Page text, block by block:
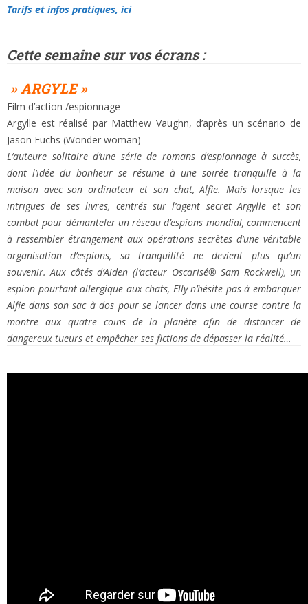
Tarifs et infos pratiques, ici
Cette semaine sur vos écrans :
» ARGYLE »
Film d’action /espionnage
Argylle est réalisé par Matthew Vaughn, d’après un scénario de
Jason Fuchs (Wonder woman)
L’auteure solitaire d’une série de romans d’espionnage à succès,
dont l’idée du bonheur se résume à une soirée tranquille à la
maison avec son ordinateur et son chat, Alfie. Mais lorsque les
intrigues de ses livres, centrés sur l’agent secret Argylle et son
combat pour démanteler un réseau d’espions mondial, commencent
à ressembler étrangement aux opérations secrètes d’une véritable
organisation d’espions, sa tranquilité ne devient plus qu’un
souvenir. Aux côtés d’Aiden (l’acteur Oscarisé® Sam Rockwell), un
espion pourtant allergique aux chats, Elly n’hésite pas à embarquer
Alfie dans son sac à dos pour se lancer dans une course contre la
montre aux quatre coins de la planète afin de distancer de
dangereux tueurs et empêcher ses fictions de dépasser la réalité…